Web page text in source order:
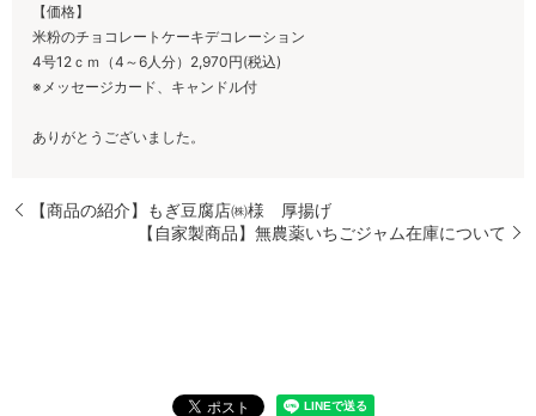
【価格】
米粉のチョコレートケーキデコレーション
4号12ｃｍ（4～6人分）2,970円(税込)
※メッセージカード、キャンドル付
ありがとうございました。
【商品の紹介】もぎ豆腐店㈱様 厚揚げ
【自家製商品】無農薬いちごジャム在庫について